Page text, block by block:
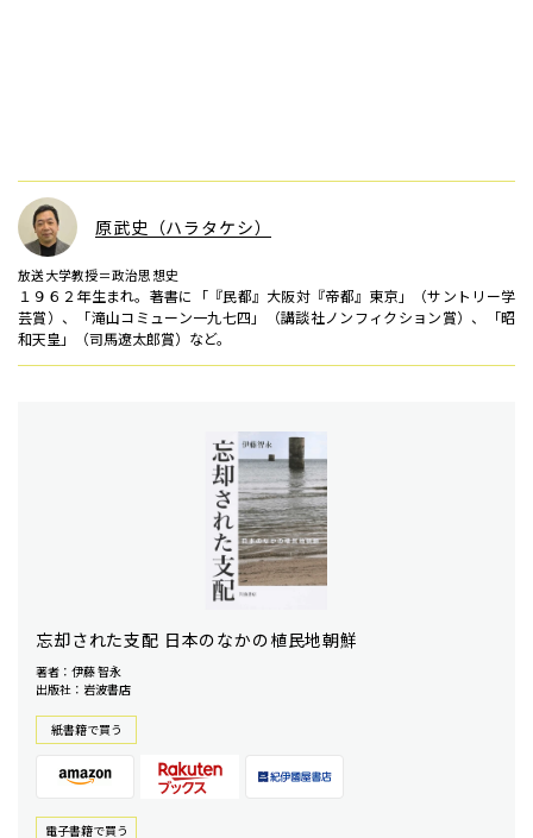
原武史（ハラタケシ）
放送大学教授＝政治思想史
１９６２年生まれ。著書に「『民都』大阪対『帝都』東京」（サントリー学
芸賞）、「滝山コミューン一九七四」（講談社ノンフィクション賞）、「昭
和天皇」（司馬遼太郎賞）など。
忘却された支配 日本のなかの植民地朝鮮
著者：伊藤 智永
出版社：岩波書店
紙書籍で買う
電⼦書籍で買う